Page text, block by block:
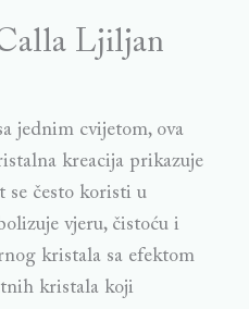
Ljiljan
jednim cvijetom, ova
kreacija prikazuje
se često koristi u
vjeru, čistoću i
kristala sa efektom
kristala koji